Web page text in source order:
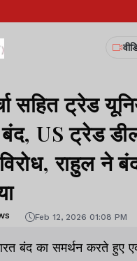
सहित ट्रेड
US ट्रेड
राहुल ने
Feb 12, 2026 01:08 PM
बंद का समर्थन करते हुए